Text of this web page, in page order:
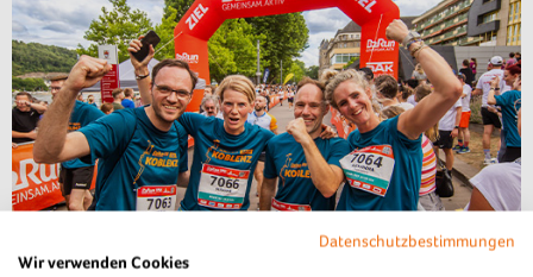
Datenschutzbestimmungen
Wir verwenden Cookies